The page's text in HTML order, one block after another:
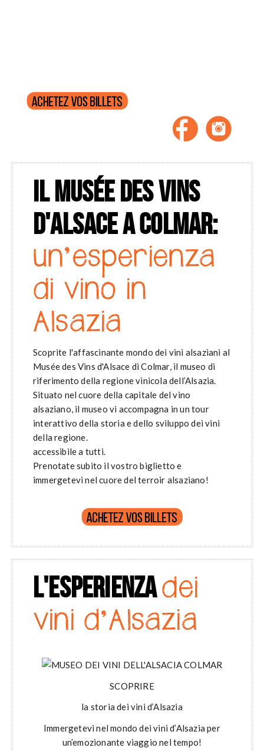
IL MUSÉE DES VINS
D'ALSACE A COLMAR:
un'esperienza
di vino in
Alsazia
Scoprite l'affascinante mondo dei vini alsaziani al
Musée des Vins d'Alsace di Colmar, il museo di
riferimento della regione vinicola dell’Alsazia.
Situato nel cuore della capitale del vino
alsaziano, il museo vi accompagna in un tour
interattivo della storia e dello sviluppo dei vini
della regione.
accessibile a tutti.
Prenotate subito il vostro biglietto e
immergetevi nel cuore del terroir alsaziano!
L'ESPERIENZAdei
vini d'Alsazia
SCOPRIRE
la storia dei vini d’Alsazia
Immergetevi nel mondo dei vini d’Alsazia per
un’emozionante viaggio nel tempo!